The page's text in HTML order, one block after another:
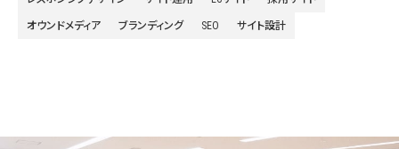
オウンドメディア ブランディング SEO サイト設計